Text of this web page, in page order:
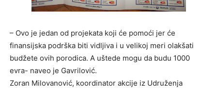
– Ovo je jedan od projekata koji će pomoći jer će
finansijska podrška biti vidljiva i u velikoj meri olakšati
budžete ovih porodica. A uštede mogu da budu 1000
evra- naveo je Gavrilović.
Zoran Milovanović, koordinator akcije iz Udruženja